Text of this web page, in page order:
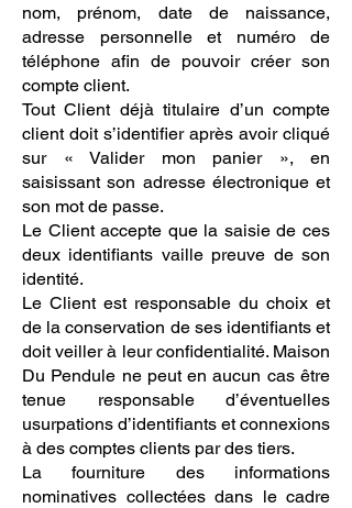
nom, prénom, date de naissance,
adresse personnelle et numéro de
téléphone afin de pouvoir créer son
compte client.
Tout Client déjà titulaire d’un compte
client doit s’identifier après avoir cliqué
sur « Valider mon panier », en
saisissant son adresse électronique et
son mot de passe.
Le Client accepte que la saisie de ces
deux identifiants vaille preuve de son
identité.
Le Client est responsable du choix et
de la conservation de ses identifiants et
doit veiller à leur confidentialité. Maison
Du Pendule ne peut en aucun cas être
tenue responsable d’éventuelles
usurpations d’identifiants et connexions
à des comptes clients par des tiers.
La fourniture des informations
nominatives collectées dans le cadre